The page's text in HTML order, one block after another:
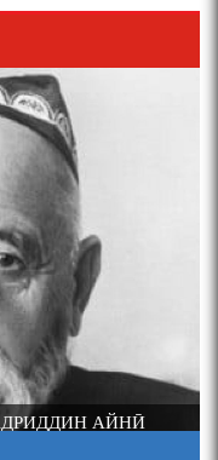
АЙНӢ
ЗАБОНИ
С. НАЗАРЗОДА